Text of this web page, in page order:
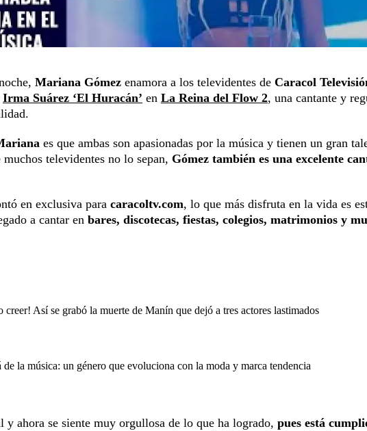
Mariana Gómez enamora a los televidentes de Caracol
Irma Suárez ‘El Huracán’ en La Reina del Flow 2, una cantante y
es que ambas son apasionadas por la música y tienen un gran
televidentes no lo sepan, Gómez también es una excelente
en exclusiva para caracoltv.com, lo que más disfruta en la vida es
a cantar en bares, discotecas, fiestas, colegios, matrimonios y
creer! Así se grabó la muerte de Manín que dejó a tres actores lastimados
de la música: un género que evoluciona con la moda y marca tendencia
y ahora se siente muy orgullosa de lo que ha logrado, pues está